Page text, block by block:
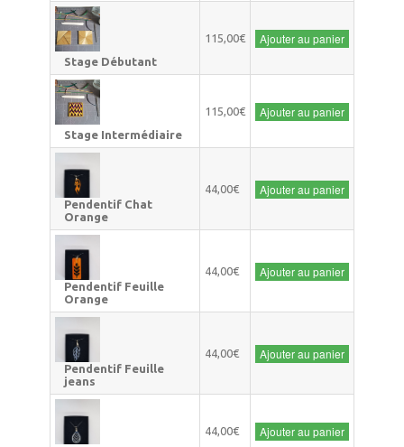
Stage Débutant
115,00€ Ajouter au panier
Stage Intermédiaire
115,00€ Ajouter au panier
Pendentif Chat
Orange
44,00€ Ajouter au panier
Pendentif Feuille
Orange
44,00€ Ajouter au panier
Pendentif Feuille
jeans
44,00€ Ajouter au panier
44,00€ Ajouter au panier